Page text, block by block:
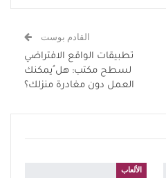
القادم بوست
تطبيقات الواقع الافتراضي
لسطح مكتب: هل ُيمكنك
العمل دون مغادرة منزلك؟
الألعاب